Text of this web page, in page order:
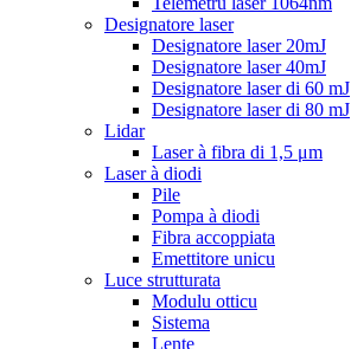
Designatore laser
Designatore laser 20mJ
Designatore laser 40mJ
Designatore laser di 60 mJ
Designatore laser di 80 mJ
Lidar
Laser à fibra di 1,5 μm
Laser à diodi
Pile
Pompa à diodi
Fibra accoppiata
Emettitore unicu
Luce strutturata
Modulu otticu
Sistema
Lente